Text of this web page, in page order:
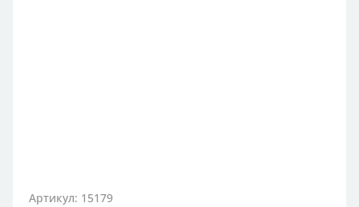
Артикул: 15179